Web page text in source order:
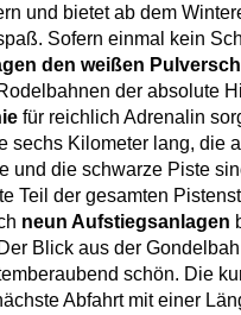
und bietet ab dem
Sofern einmal kein
den weißen
der absolute
für reichlich Adrenalin
sechs Kilometer lang, die
und die schwarze Piste
Teil der gesamten
neun Aufstiegsanlagen
Blick aus der
schön. Die
Abfahrt mit einer